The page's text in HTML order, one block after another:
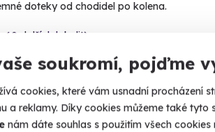
soukromí, pojďme
cookies, které vám usnadní procházení
a reklamy. Díky cookies můžeme také tyto
nám dáte souhlas s použitím všech
doteky od chodidel po kolena.
10 dalších lokalit)